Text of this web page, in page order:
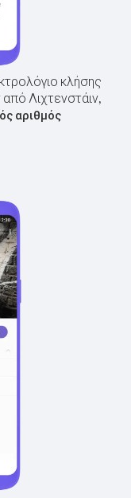
κλήσης
Λιχτενστάιν,
αριθμός